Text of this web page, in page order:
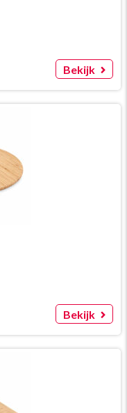
Bekijk
Bekijk